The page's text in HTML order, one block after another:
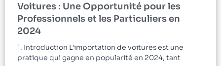
Voitures : Une Opportunité pour les
Professionnels et les Particuliers en
2024
1. Introduction L’importation de voitures est une
pratique qui gagne en popularité en 2024, tant